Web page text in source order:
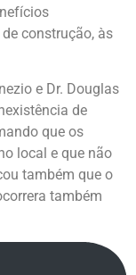
construção, às
e Dr. Douglas
de
que os
local e que não
também que o
também